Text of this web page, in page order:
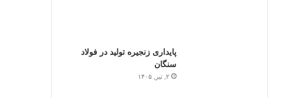
پایداری زنجیره تولید در فولاد
سنگان
۲, تیر, ۱۴۰۵